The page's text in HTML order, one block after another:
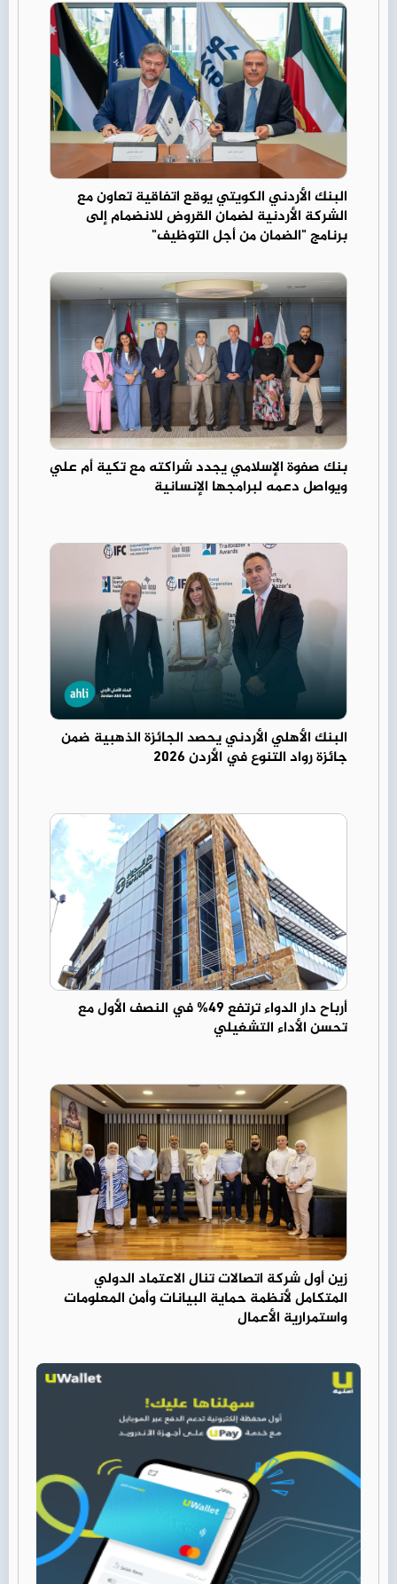
البنك الأردني الكويتي يوقع اتفاقية تعاون مع
الشركة الأردنية لضمان القروض للانضمام إلى
برنامج "الضمان من أجل التوظيف"
بنك صفوة الإسلامي يجدد شراكته مع تكية أم علي
ويواصل دعمه لبرامجها الإنسانية
البنك الأهلي الأردني يحصد الجائزة الذهبية ضمن
جائزة رواد التنوع في الأردن 2026
أرباح دار الدواء ترتفع 49% في النصف الأول مع
تحسن الأداء التشغيلي
زين أول شركة اتصالات تنال الاعتماد الدولي
المتكامل لأنظمة حماية البيانات وأمن المعلومات
واستمرارية الأعمال